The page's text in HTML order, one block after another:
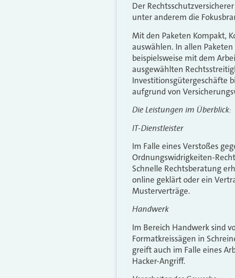
Der
unter anderem die
Mit den Paketen Kompakt,
auswählen. In allen
beispielsweise mit dem
ausgewählten
Investitionsgütergeschäfte
aufgrund von
Die Leistungen im Überblick:
IT-Dienstleister
Im Falle eines Verstoßes
Ordnungswidrigkeiten-
Schnelle Rechtsberatung
online geklärt oder ein
Musterverträge.
Handwerk
Im Bereich Handwerk sind
Formatkreissägen in
greift auch im Falle eines
Hacker-Angriff.